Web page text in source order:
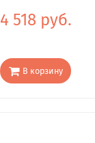
4 518 руб.
В корзину